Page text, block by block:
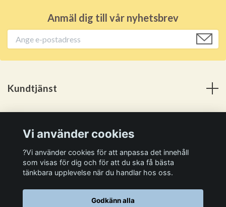
Anmäl dig till vår nyhetsbrev
Kundtjänst
Sociala medier
Vi använder cookies
?Vi använder cookies för att anpassa det innehåll
som visas för dig och för att du ska få bästa
tänkbara upplevelse när du handlar hos oss.
Godkänn alla